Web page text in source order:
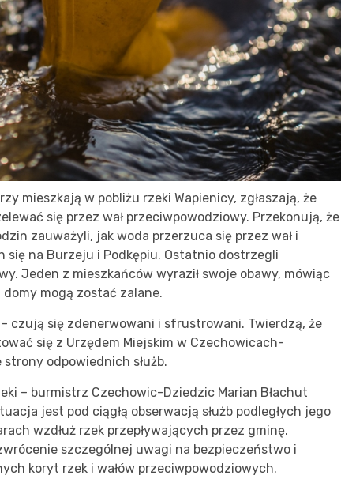
mieszkają w pobliżu rzeki Wapienicy, zgłaszają, że
się przez wał przeciwpowodziowy. Przekonują, że
zauważyli, jak woda przerzuca się przez wał i
na Burzeju i Podkępiu. Ostatnio dostrzegli
Jeden z mieszkańców wyraził swoje obawy, mówiąc
mogą zostać zalane.
czują się zdenerwowani i sfrustrowani. Twierdzą, że
się z Urzędem Miejskim w Czechowicach-
odpowiednich służb.
– burmistrz Czechowic-Dziedzic Marian Błachut
jest pod ciągłą obserwacją służb podległych jego
wzdłuż rzek przepływających przez gminę.
szczególnej uwagi na bezpieczeństwo i
koryt rzek i wałów przeciwpowodziowych.